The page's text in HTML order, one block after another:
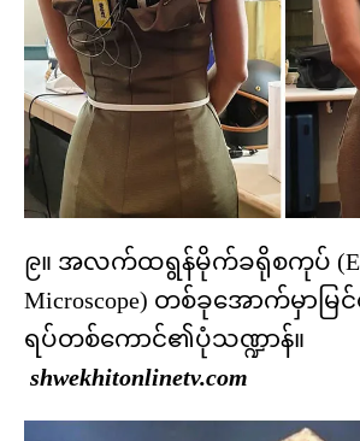
၉။ အလက်ထရွန်မိုက်ခရိုစကုပ်
Microscope) တစ်ခုအောက်မှာမ
ရပ်တစ်ကောင်၏ပုံသဏ္ဍာန်။
shwekhitonlinetv.com